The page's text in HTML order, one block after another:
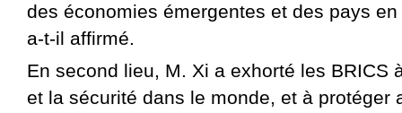
des économies émergentes et des pays
a-t-il affirmé.
En second lieu, M. Xi a exhorté les BRICS
et la sécurité dans le monde, et à protéger